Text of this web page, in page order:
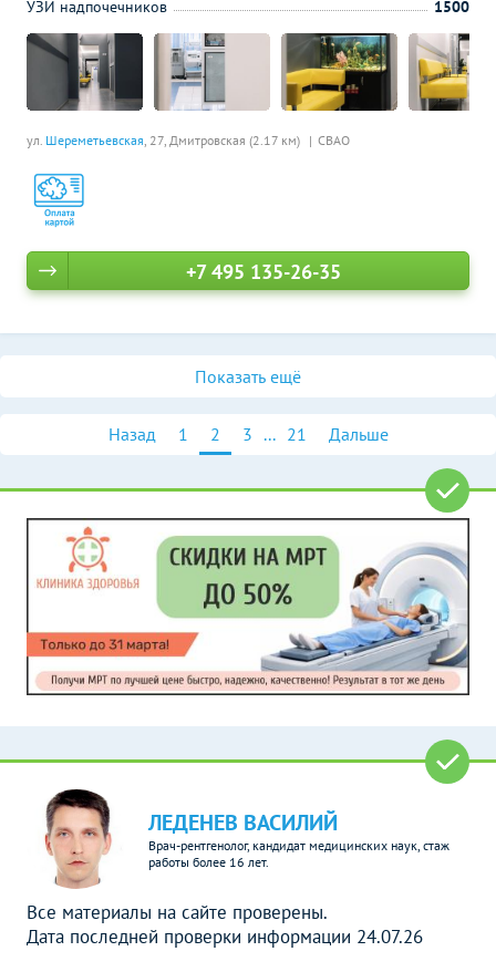
ул. Шереметьевская, 27, Дмитровская (2.17 км) СВАО
УЗИ надпочечников
1500
+7 495 135-26-35
Показать ещё
Назад 1 2 3 ... 21 Дальше
ЛЕДЕНЕВ ВАСИЛИЙ
Врач-рентгенолог, кандидат медицинских наук, стаж
работы более 16 лет.
Все материалы на сайте проверены.
Дата последней проверки информации 24.07.26